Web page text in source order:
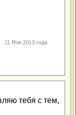
11 Янв 2013 года
тебя с тем,